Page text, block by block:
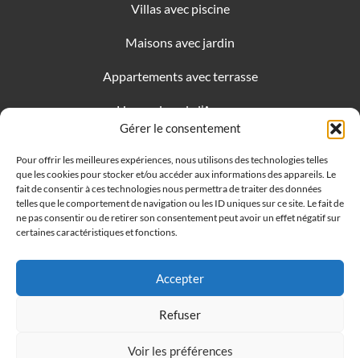
Gérer le consentement
Pour offrir les meilleures expériences, nous utilisons des technologies telles
que les cookies pour stocker et/ou accéder aux informations des appareils. Le
fait de consentir à ces technologies nous permettra de traiter des données
telles que le comportement de navigation ou les ID uniques sur ce site. Le fait de
ne pas consentir ou de retirer son consentement peut avoir un effet négatif sur
certaines caractéristiques et fonctions.
Accepter
Refuser
Voir les préférences
Villas avec piscine
Maisons avec jardin
Appartements avec terrasse
Honoraires de l’Agence
cookies
COPYRIGHT ©2026·
MENTIONS LEGALES
POLITIQUE DE COOKIES/POLITIQUE DE
CONFIDENTIALITÉ
HONORAIRES DE L'AGENCE